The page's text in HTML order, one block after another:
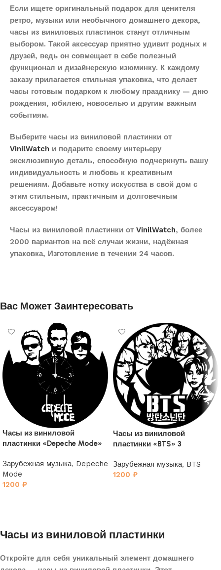
Если ищете оригинальный подарок для ценителя
ретро, музыки или необычного домашнего декора,
часы из виниловых пластинок станут отличным
выбором. Такой аксессуар приятно удивит родных и
друзей, ведь он совмещает в себе полезный
функционал и дизайнерскую изюминку. К каждому
заказу прилагается стильная упаковка, что делает
часы готовым подарком к любому празднику — дню
рождения, юбилею, новоселью и другим важным
событиям.
Выберите часы из виниловой пластинки от
VinilWatch и подарите своему интерьеру
эксклюзивную деталь, способную подчеркнуть вашу
индивидуальность и любовь к креативным
решениям. Добавьте нотку искусства в свой дом с
этим стильным, практичным и долговечным
аксессуаром!
Часы из виниловой пластинки от VinilWatch, более
2000 вариантов на всё случаи жизни, надёжная
упаковка, Изготовление в течении 24 часов.
Вас Может Заинтересовать
Часы из виниловой
пластинки «Depeche Mode»
Зарубежная музыка, Depeche
Mode
1200 ₽
Часы из виниловой
пластинки «BTS» 3
Зарубежная музыка, BTS
1200 ₽
Часы из виниловой пластинки
Откройте для себя уникальный элемент домашнего